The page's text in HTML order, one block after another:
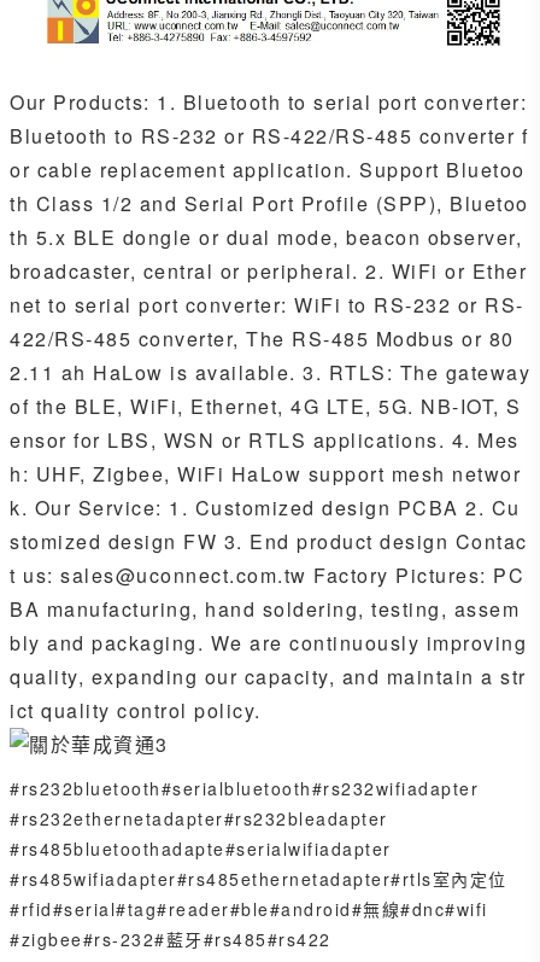
Our Products: 1. Bluetooth to serial port converter:
Bluetooth to RS-232 or RS-422/RS-485 converter f
or cable replacement application. Support Bluetoo
th Class 1/2 and Serial Port Profile (SPP), Bluetoo
th 5.x BLE dongle or dual mode, beacon observer,
broadcaster, central or peripheral. 2. WiFi or Ether
net to serial port converter: WiFi to RS-232 or RS-
422/RS-485 converter, The RS-485 Modbus or 80
2.11 ah HaLow is available. 3. RTLS: The gateway
of the BLE, WiFi, Ethernet, 4G LTE, 5G. NB-IOT, S
ensor for LBS, WSN or RTLS applications. 4. Mes
h: UHF, Zigbee, WiFi HaLow support mesh networ
k. Our Service: 1. Customized design PCBA 2. Cu
stomized design FW 3. End product design Contac
t us: sales@uconnect.com.tw Factory Pictures: PC
BA manufacturing, hand soldering, testing, assem
bly and packaging. We are continuously improving
quality, expanding our capacity, and maintain a str
ict quality control policy.
#rs232bluetooth#serialbluetooth#rs232wifiadapter
#rs232ethernetadapter#rs232bleadapter
#rs485bluetoothadapte#serialwifiadapter
#rs485wifiadapter#rs485ethernetadapter#rtls室內定位
#rfid#serial#tag#reader#ble#android#無線#dnc#wifi
#zigbee#rs-232#藍牙#rs485#rs422